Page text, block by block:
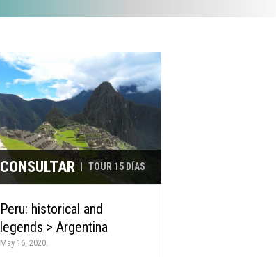
CONSULTAR | TOUR 15 DÍAS
Peru: historical and
legends > Argentina
May 16, 2020.